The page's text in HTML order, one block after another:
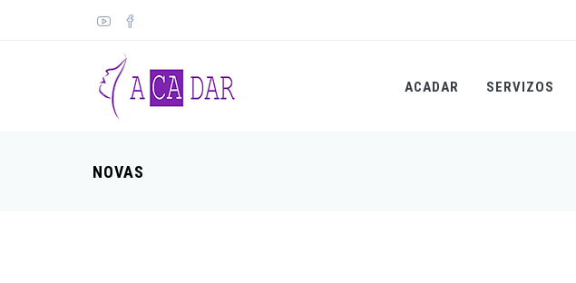
ACADAR SERVIZOS
NOVAS